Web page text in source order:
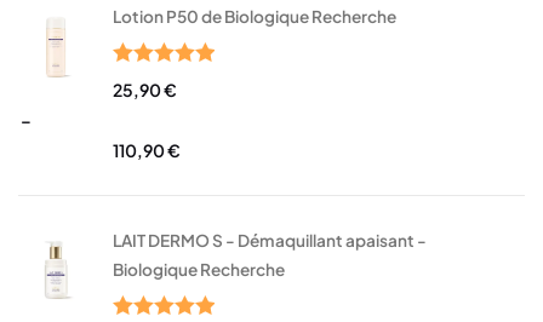
Lotion P50 de Biologique Recherche
Note5.00
25,90€
–
110,90€
LAIT DERMO S - Démaquillant apaisant -
Biologique Recherche